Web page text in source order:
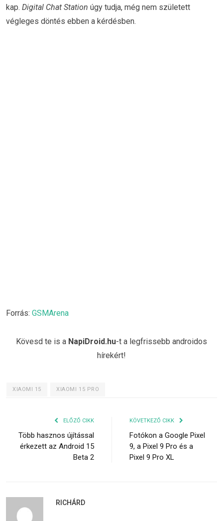
kap. Digital Chat Station úgy tudja, még nem született
végleges döntés ebben a kérdésben.
Forrás: GSMArena
Kövesd te is a NapiDroid.hu-t a legfrissebb androidos
hírekért!
XIAOMI 15 XIAOMI 15 PRO
ELŐZŐ CIKK
Több hasznos újítással
érkezett az Android 15
Beta 2
KÖVETKEZŐ CIKK
Fotókon a Google Pixel
9, a Pixel 9 Pro és a
Pixel 9 Pro XL
RICHÁRD